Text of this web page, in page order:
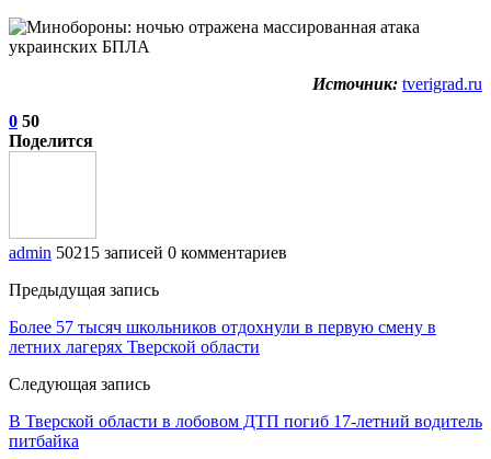
Источник: tverigrad.ru
0 50
Поделится
admin 50215 записей 0 комментариев
Предыдущая запись
Более 57 тысяч школьников отдохнули в первую смену в
летних лагерях Тверской области
Следующая запись
В Тверской области в лобовом ДТП погиб 17-летний водитель
питбайка